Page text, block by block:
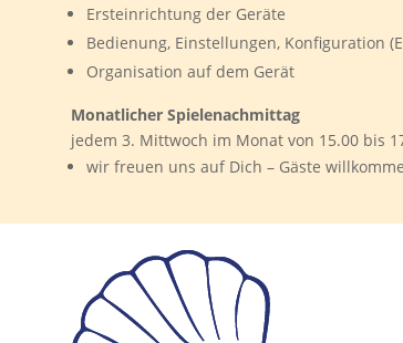
Ersteinrichtung der Geräte
Bedienung, Einstellungen, Konfiguration
Organisation auf dem Gerät
Monatlicher Spielenachmittag
jedem 3. Mittwoch im Monat von 15.00 bis
wir freuen uns auf Dich – Gäste